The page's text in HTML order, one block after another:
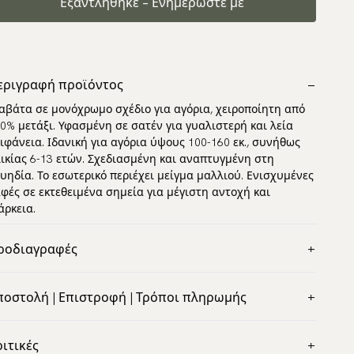
προϊόντος
σε μονόχρωμο σχέδιο για αγόρια, χειροποίητη από
μετάξι. Υφασμένη σε σατέν για γυαλιστερή και λεία
Ιδανική για αγόρια ύψους 100-160 εκ., συνήθως
6-13 ετών. Σχεδιασμένη και αναπτυγμένη στη
Το εσωτερικό περιέχει μείγμα μαλλιού. Ενισχυμένες
σε εκτεθειμένα σημεία για μέγιστη αντοχή και
Μονόχρωμο
120 cm
| Επιστροφή | Τρόποι πληρωμής
σε τις περισσότερες χώρες του κόσμου.